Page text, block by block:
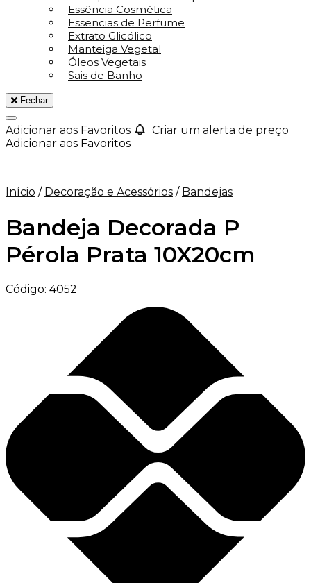
Essência Cosmética
Essencias de Perfume
Extrato Glicólico
Manteiga Vegetal
Óleos Vegetais
Sais de Banho
Fechar
Adicionar aos Favoritos
Criar um alerta de preço
Adicionar aos Favoritos
Início / Decoração e Acessórios / Bandejas
Bandeja Decorada P
Pérola Prata 10X20cm
Código: 4052